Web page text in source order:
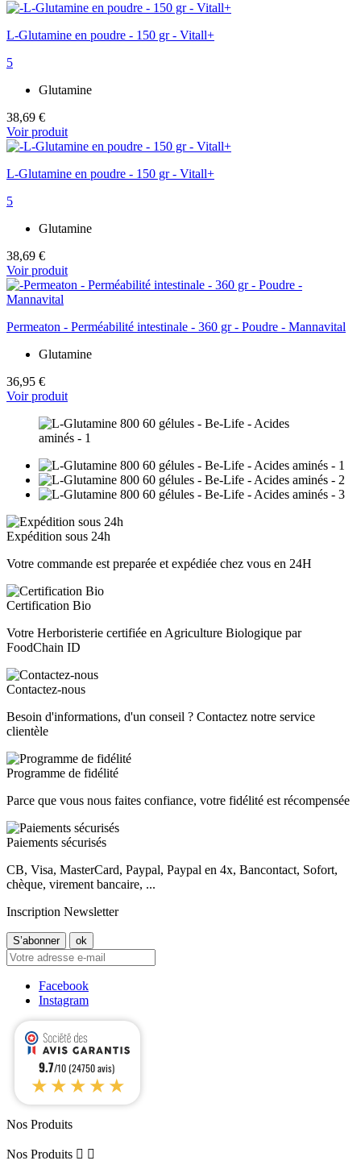
L-Glutamine en poudre - 150 gr - Vitall+
5
Glutamine
38,69 €
Voir produit
L-Glutamine en poudre - 150 gr - Vitall+
5
Glutamine
38,69 €
Voir produit
Permeaton - Perméabilité intestinale - 360 gr - Poudre - Mannavital
Glutamine
36,95 €
Voir produit
Expédition sous 24h
Votre commande est preparée et expédiée chez vous en 24H
Certification Bio
Votre Herboristerie certifiée en Agriculture Biologique par
FoodChain ID
Contactez-nous
Besoin d'informations, d'un conseil ? Contactez notre service
clientèle
Programme de fidélité
Parce que vous nous faites confiance, votre fidélité est récompensée
Paiements sécurisés
CB, Visa, MasterCard, Paypal, Paypal en 4x, Bancontact, Sofort,
chèque, virement bancaire, ...
Inscription Newsletter
Facebook
Instagram
9.7/10 (24750 avis)
★★★★★
Nos Produits
Nos Produits  